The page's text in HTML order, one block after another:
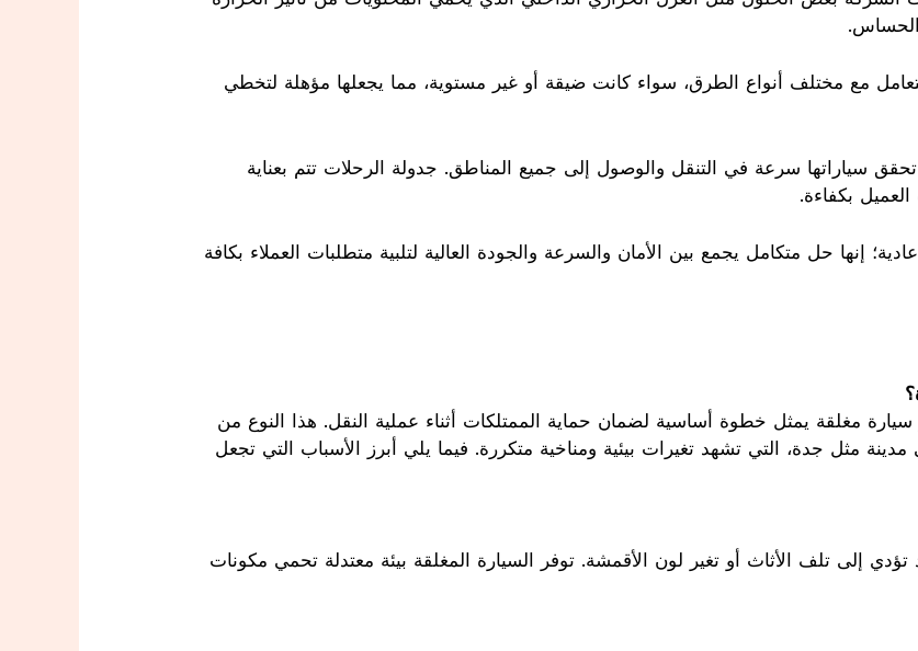
الحساس.
مع مختلف أنواع الطرق، سواء كانت ضيقة أو غير مستوية، مما يجعلها مؤهلة لتخطي
سياراتها سرعة في التنقل والوصول إلى جميع المناطق. جدولة الرحلات تتم بعناية
بكفاءة.
حل متكامل يجمع بين الأمان والسرعة والجودة العالية لتلبية متطلبات العملاء بكافة
مغلقة يمثل خطوة أساسية لضمان حماية الممتلكات أثناء عملية النقل. هذا النوع من
مثل جدة، التي تشهد تغيرات بيئية ومناخية متكررة. فيما يلي أبرز الأسباب التي تجعل
تؤدي إلى تلف الأثاث أو تغير لون الأقمشة. توفر السيارة المغلقة بيئة معتدلة تحمي مكونات